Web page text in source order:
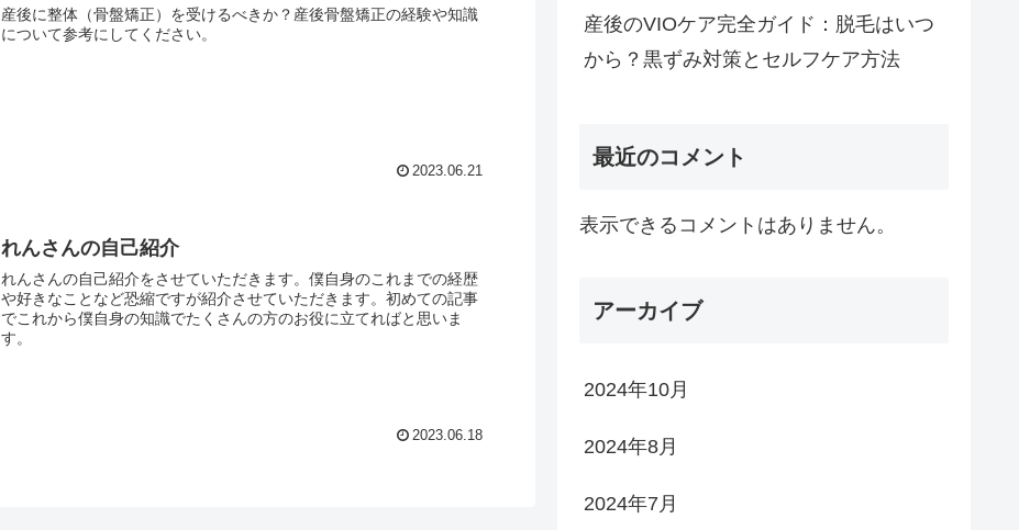
産後に整体（骨盤矯正）を受けるべきか？産後骨盤矯正の経験や知識
について参考にしてください。
2023.06.21
れんさんの自己紹介
れんさんの自己紹介をさせていただきます。僕自身のこれまでの経歴
や好きなことなど恐縮ですが紹介させていただきます。初めての記事
でこれから僕自身の知識でたくさんの方のお役に立てればと思いま
す。
2023.06.18
産後のVIOケア完全ガイド：脱毛はいつ
から？黒ずみ対策とセルフケア方法
最近のコメント
表示できるコメントはありません。
アーカイブ
2024年10月
2024年8月
2024年7月